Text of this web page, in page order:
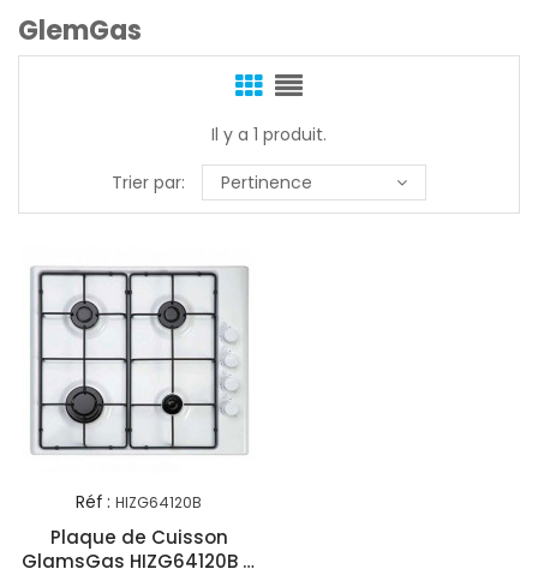
GlemGas
Il y a 1 produit.
Trier par:
Pertinence
Réf : HIZG64120B
Plaque de Cuisson
GlamsGas HIZG64120B 4